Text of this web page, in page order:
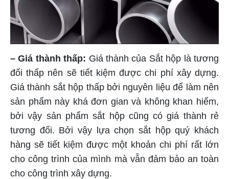
– Giá thành thấp: Giá thành của Sắt hộp là tương
đối thấp nên sẽ tiết kiệm được chi phí xây dựng.
Giá thành sắt hộp thấp bởi nguyên liệu để làm nên
sản phẩm này khá đơn gian và không khan hiếm,
bởi vậy sản phẩm sắt hộp cũng có giá thành rẻ
tương đối. Bởi vậy lựa chọn sắt hộp quý khách
hàng sẽ tiết kiệm được một khoản chi phí rất lớn
cho công trình của mình mà vẫn đảm bảo an toàn
cho công trình xây dựng.